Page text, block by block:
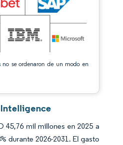
no se ordenaron de un modo en
45,76 mil millones en 2025 a
durante 2026-2031. El gasto